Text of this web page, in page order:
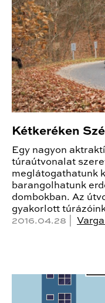
Kétkeréken
Egy nagyon
túraútvonalat
meglátogathatunk
barangolhatunk
dombokban. Az
gyakorlott
2016.04.28 |